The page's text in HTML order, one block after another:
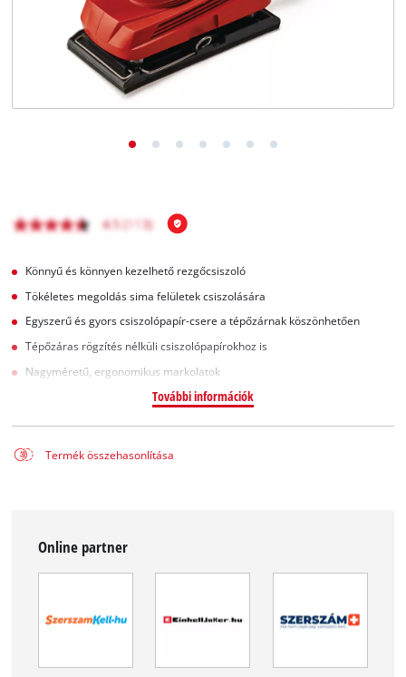
English
Könnyű és könnyen kezelhető rezgőcsiszoló
Tökéletes megoldás sima felületek csiszolására
Egyszerű és gyors csiszolópapír-csere a tépőzárnak köszönhetően
Tépőzáras rögzítés nélküli csiszolópapírokhoz is
Nagyméretű, ergonomikus markolatok
További információk
Termék összehasonlítása
Online partner